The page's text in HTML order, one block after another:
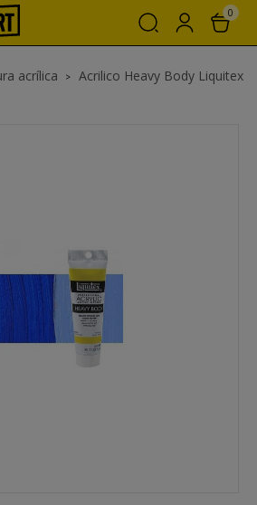
0
acrílica Acrilico Heavy Body Liquitex